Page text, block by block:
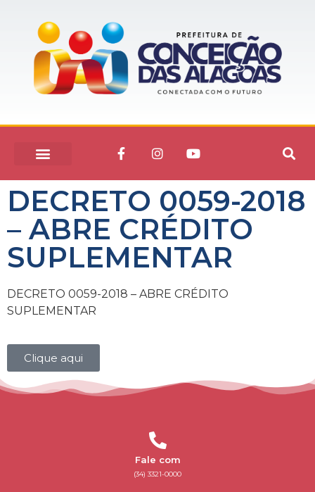
DECRETO 0059-2018
– ABRE CRÉDITO
SUPLEMENTAR
DECRETO 0059-2018 – ABRE CRÉDITO
SUPLEMENTAR
Clique aqui
Fale com
(34) 3321-0000